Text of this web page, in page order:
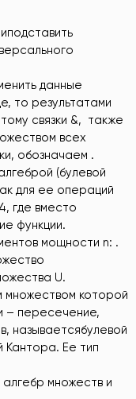
данные
то результатами
связки &, также
всех
обозначаем .
(булевой
для ее операций
где вместо
функции.
мощности n: .
U.
множеством которой
– пересечение,
называетсябулевой
Кантора. Ее тип
множеств и